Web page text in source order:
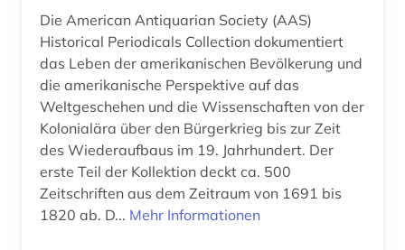
mittlerer osten (1)
mongolen (1)
moslems (1)
musik (2)
musikwissenschaft (1)
nachhaltigkeit (1)
Die American Antiquarian Society (AAS)
Historical Periodicals Collection dokumentiert
das Leben der amerikanischen Bevölkerung und
die amerikanische Perspektive auf das
Weltgeschehen und die Wissenschaften von der
Kolonialära über den Bürgerkrieg bis zur Zeit
des Wiederaufbaus im 19. Jahrhundert. Der
erste Teil der Kollektion deckt ca. 500
Zeitschriften aus dem Zeitraum von 1691 bis
1820 ab. D... Mehr Informationen